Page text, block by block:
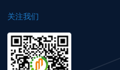
关注我们